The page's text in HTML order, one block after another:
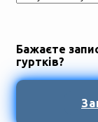
Бажаєте
гуртків?